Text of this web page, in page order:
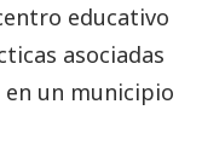
educativo
asociadas
en un municipio